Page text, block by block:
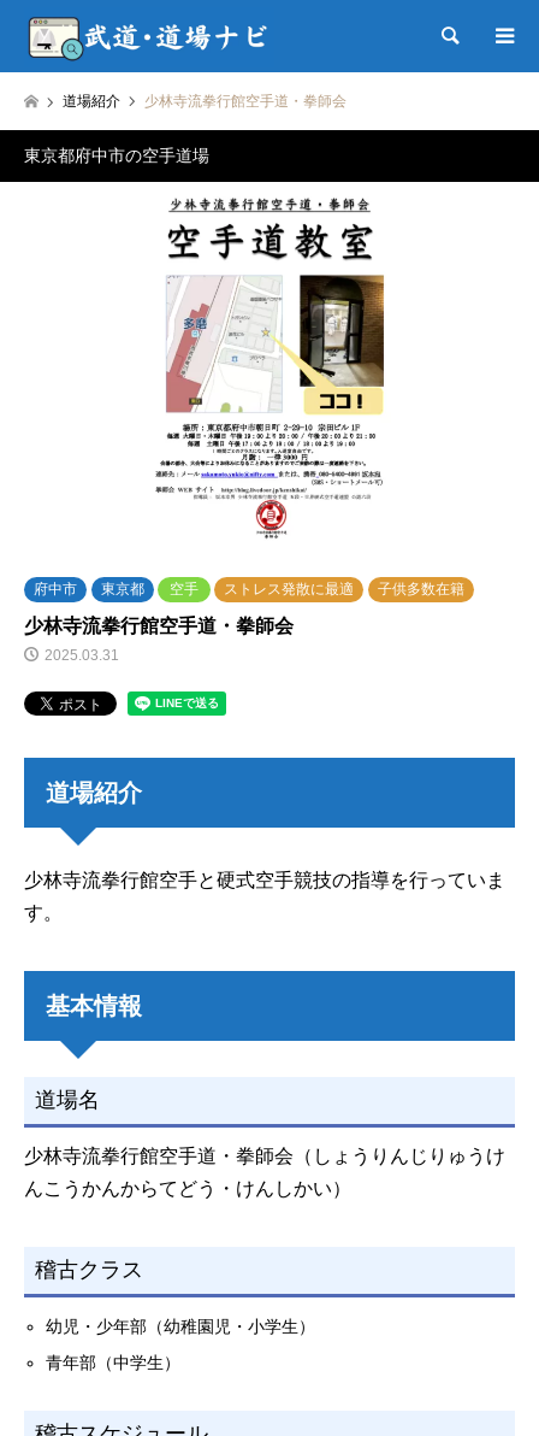
検索
道場紹介 少林寺流拳行館空手道・拳師会
東京都府中市の空手道場
府中市 東京都 空手 ストレス発散に最適 子供多数在籍
少林寺流拳行館空手道・拳師会
2025.03.31
道場紹介
少林寺流拳行館空手と硬式空手競技の指導を行っていま
す。
基本情報
道場名
少林寺流拳行館空手道・拳師会（しょうりんじりゅうけ
んこうかんからてどう・けんしかい）
稽古クラス
幼児・少年部（幼稚園児・小学生）
青年部（中学生）